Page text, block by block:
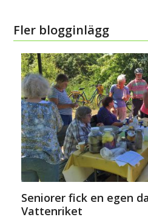
Fler blogginlägg
Seniorer fick en egen
Vattenriket